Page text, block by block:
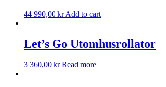
44 990,00 kr Add to cart
Let’s Go Utomhusrollator
3 360,00 kr Read more